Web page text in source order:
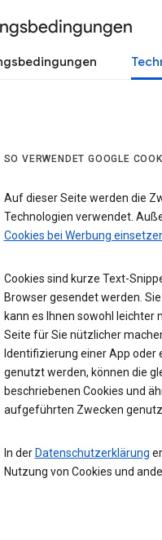
SO VERWENDET GOOGLE
Auf dieser Seite werden die
Technologien verwendet.
Cookies bei Werbung
Cookies sind kurze Text-
Browser gesendet werden.
kann es Ihnen sowohl leichter
Seite für Sie nützlicher
Identifizierung einer App oder
genutzt werden, können die
beschriebenen Cookies und
aufgeführten Zwecken
In der Datenschutzerklärung
Nutzung von Cookies und